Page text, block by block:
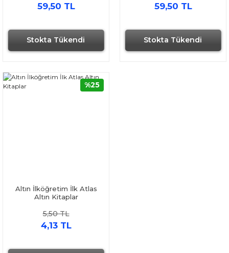
Stokta Tükendi
59,50 TL
Stokta Tükendi
59,50 TL
Altın İlköğretim İlk Atlas
Altın Kitaplar
5,50 TL
4,13 TL
%25